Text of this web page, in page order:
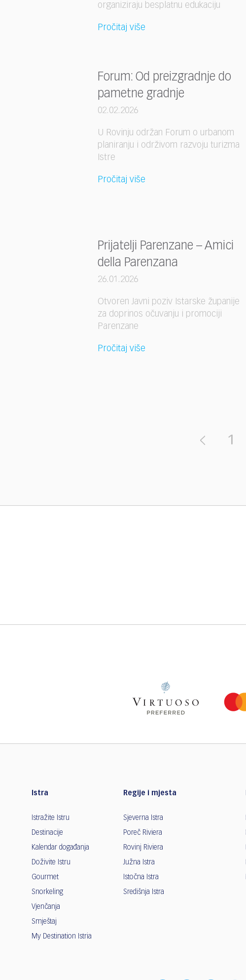
organiziraju besplatnu edukaciju
Pročitaj više
Forum: Od preizgradnje do
pametne gradnje
02.02.2026
U Rovinju održan Forum o urbanom
planiranju i održivom razvoju turizma
Istre
Pročitaj više
Prijatelji Parenzane – Amici
della Parenzana
26.01.2026
Otvoren Javni poziv Istarske županije
za doprinos očuvanju i promociji
Parenzane
Pročitaj više
1
Istra
Istražite Istru
Destinacije
Kalendar događanja
Doživite Istru
Gourmet
Snorkeling
Vjenčanja
Smještaj
My Destination Istria
Regije i mjesta
Sjeverna Istra
Poreč Riviera
Rovinj Riviera
Južna Istra
Istočna Istra
Središnja Istra